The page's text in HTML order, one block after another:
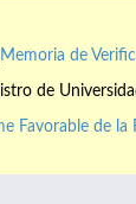
Memoria de
de
Favorable de